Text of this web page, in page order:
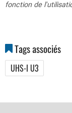
fonction de
Tags associés
UHS-I U3